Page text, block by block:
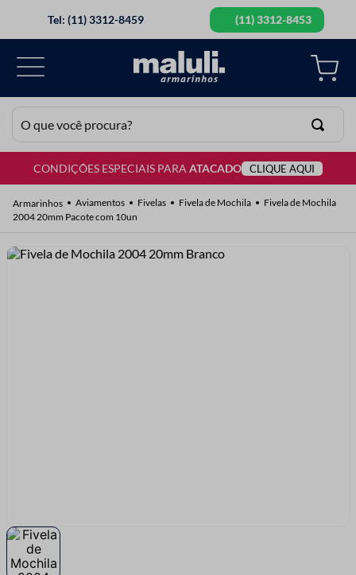
Tel: (11) 3312-8459 (11) 3312-8453
O que você procura?
CONDIÇÕES ESPECIAIS PARAATACADO CLIQUE AQUI
Aviamentos Fivelas Fivela de Mochila
Fivela de Mochila
2004 20mm Pacote com 10un
TERMOS MAIS BUSCADOS
2 º
barbante
3º
botão